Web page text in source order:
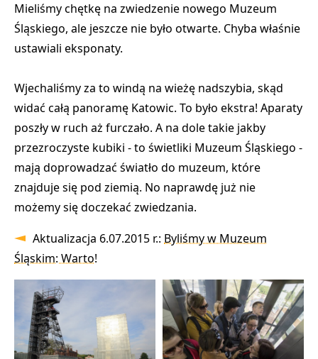
Mieliśmy chętkę na zwiedzenie nowego Muzeum
Śląskiego, ale jeszcze nie było otwarte. Chyba właśnie
ustawiali eksponaty.
Wjechaliśmy za to windą na wieżę nadszybia, skąd
widać całą panoramę Katowic. To było ekstra! Aparaty
poszły w ruch aż furczało. A na dole takie jakby
przezroczyste kubiki - to świetliki Muzeum Śląskiego -
mają doprowadzać światło do muzeum, które
znajduje się pod ziemią. No naprawdę już nie
możemy się doczekać zwiedzania.
Aktualizacja 6.07.2015 r.: Byliśmy w Muzeum
Śląskim: Warto!